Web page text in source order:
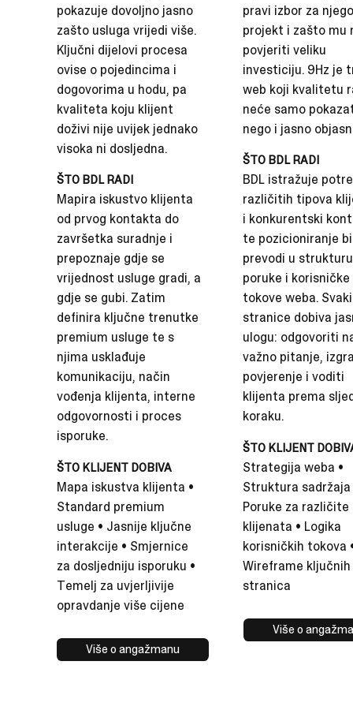
pokazuje dovoljno jasno
zašto usluga vrijedi više.
Ključni dijelovi procesa
ovise o pojedincima i
dogovorima u hodu, pa
kvaliteta koju klijent
doživi nije uvijek jednako
visoka ni dosljedna.
ŠTO BDL RADI
Mapira iskustvo klijenta
od prvog kontakta do
završetka suradnje i
prepoznaje gdje se
vrijednost usluge gradi, a
gdje se gubi. Zatim
definira ključne trenutke
premium usluge te s
njima usklađuje
komunikaciju, način
vođenja klijenta, interne
odgovornosti i proces
isporuke.
ŠTO KLIJENT DOBIVA
Mapa iskustva klijenta •
Standard premium
usluge • Jasnije ključne
interakcije • Smjernice
za dosljedniju isporuku •
Temelj za uvjerljivije
opravdanje više cijene
Više o angažmanu
pravi izbor za
projekt i zašto mu
povjeriti veliku
investiciju. 9Hz je
web koji kvalitetu
neće samo
nego i jasno
ŠTO BDL RADI
BDL istražuje
različitih tipova
i konkurentski
te pozicioniranje
prevodi u
poruke i korisničke
tokove weba.
stranice dobiva
ulogu: odgovoriti
važno pitanje,
povjerenje i voditi
klijenta prema
koraku.
ŠTO KLIJENT
Strategija weba •
Struktura sadržaja
Poruke za
klijenata • Logika
korisničkih tokova
Wireframe ključnih
stranica
Više o